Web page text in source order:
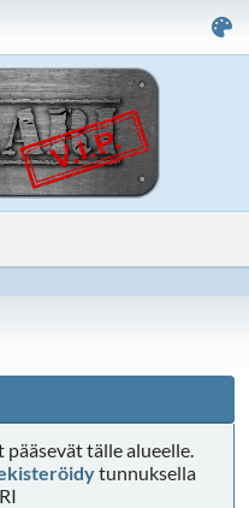
tälle alueelle.
tunnuksella